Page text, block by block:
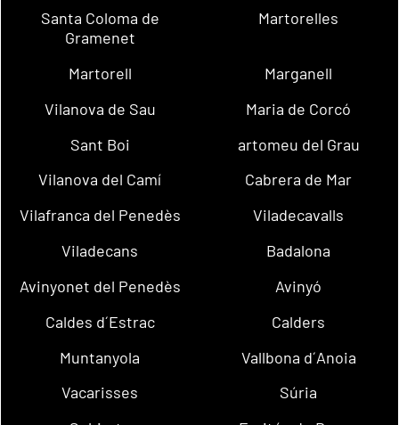
Santa Coloma de
Gramenet
Martorelles
Martorell
Marganell
Vilanova de Sau
Maria de Corcó
Sant Boi
artomeu del Grau
Vilanova del Camí
Cabrera de Mar
Vilafranca del Penedès
Viladecavalls
Viladecans
Badalona
Avinyonet del Penedès
Avinyó
Caldes d´Estrac
Calders
Muntanyola
Vallbona d´Anoia
Vacarisses
Súria